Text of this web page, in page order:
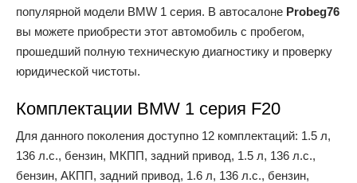
популярной модели BMW 1 серия. В автосалоне Probeg76
вы можете приобрести этот автомобиль с пробегом,
прошедший полную техническую диагностику и проверку
юридической чистоты.
Комплектации BMW 1 серия F20
Для данного поколения доступно 12 комплектаций: 1.5 л,
136 л.с., бензин, МКПП, задний привод, 1.5 л, 136 л.с.,
бензин, АКПП, задний привод, 1.6 л, 136 л.с., бензин,